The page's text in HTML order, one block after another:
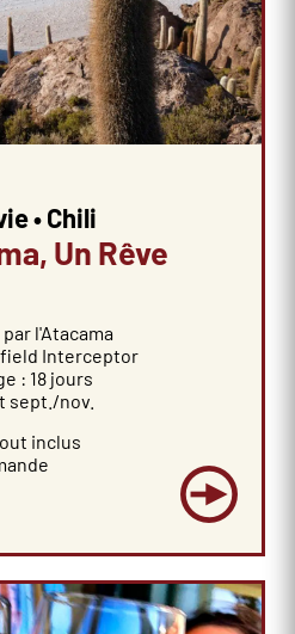
• Chili
Un Rêve
l'Atacama
Interceptor
: 18 jours
sept./nov.
inclus